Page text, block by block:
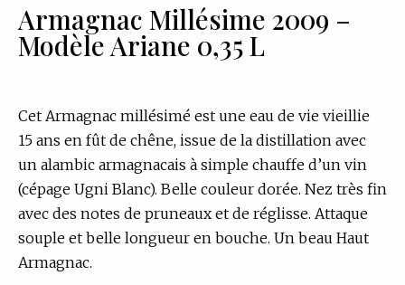
Armagnac Millésime 2009 –
Modèle Ariane 0,35 L
Cet Armagnac millésimé est une eau de vie vieillie
15 ans en fût de chêne, issue de la distillation avec
un alambic armagnacais à simple chauffe d’un vin
(cépage Ugni Blanc). Belle couleur dorée. Nez très fin
avec des notes de pruneaux et de réglisse. Attaque
souple et belle longueur en bouche. Un beau Haut
Armagnac.